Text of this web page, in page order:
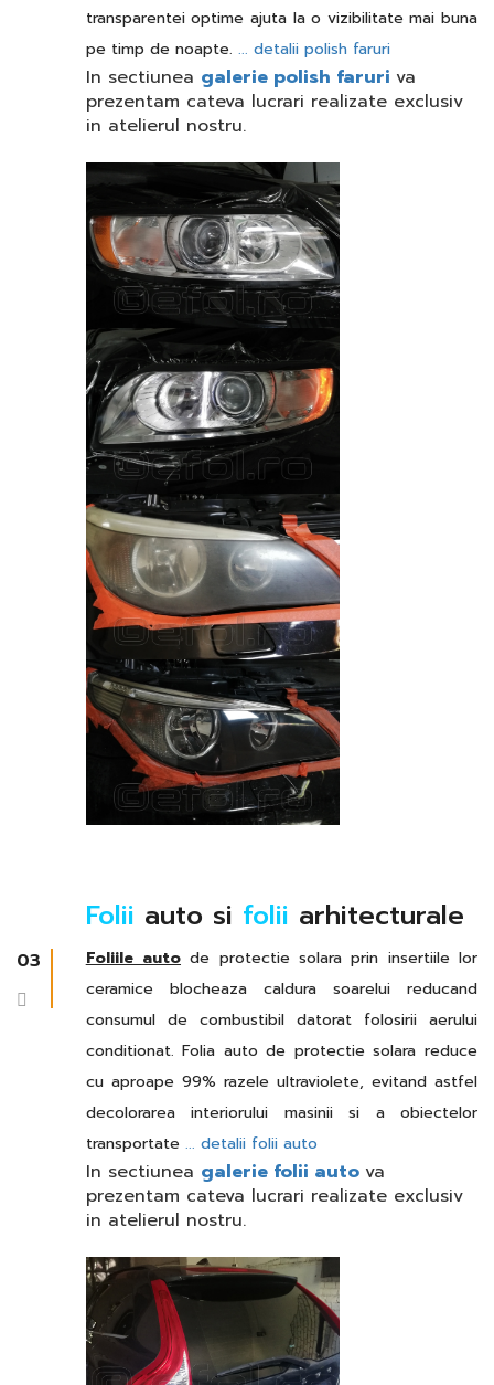
transparentei optime ajuta la o vizibilitate mai buna
pe timp de noapte. ... detalii polish faruri
In sectiunea galerie polish faruri va
prezentam cateva lucrari realizate exclusiv
in atelierul nostru.
03
Folii auto si folii arhitecturale
Foliile auto de protectie solara prin insertiile lor
ceramice blocheaza caldura soarelui reducand
consumul de combustibil datorat folosirii aerului
conditionat. Folia auto de protectie solara reduce
cu aproape 99% razele ultraviolete, evitand astfel
decolorarea interiorului masinii si a obiectelor
transportate ... detalii folii auto
In sectiunea galerie folii auto va
prezentam cateva lucrari realizate exclusiv
in atelierul nostru.